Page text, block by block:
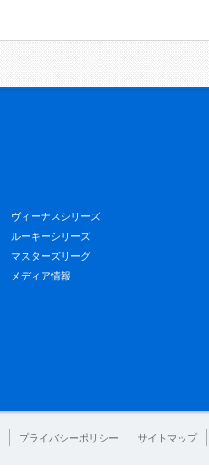
ヴィーナスシリーズ
ルーキーシリーズ
マスターズリーグ
メディア情報
プライバシーポリシー サイトマップ